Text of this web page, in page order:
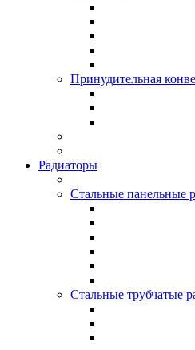
Принудительная
Радиаторы
Стальные панельные
Стальные трубчатые